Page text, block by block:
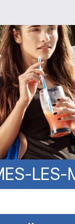
LES-